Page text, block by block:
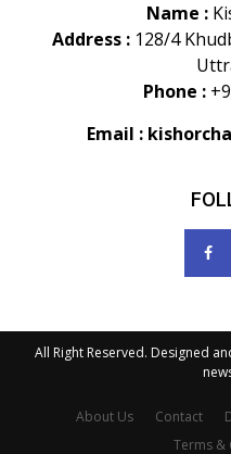
Name :
Address : 128/4
Phone :
Email :
All Right Reserved. Designed
About Us Contact
Terms &